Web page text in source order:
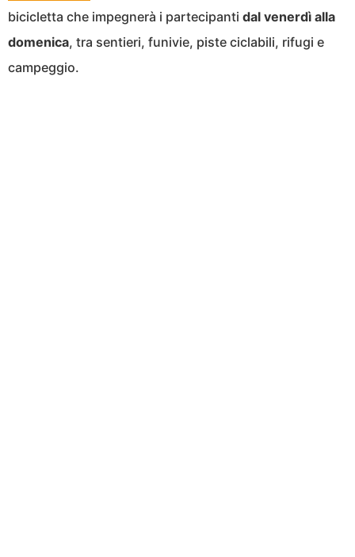
bicicletta che impegnerà i partecipanti dal venerdì alla
domenica, tra sentieri, funivie, piste ciclabili, rifugi e
campeggio.